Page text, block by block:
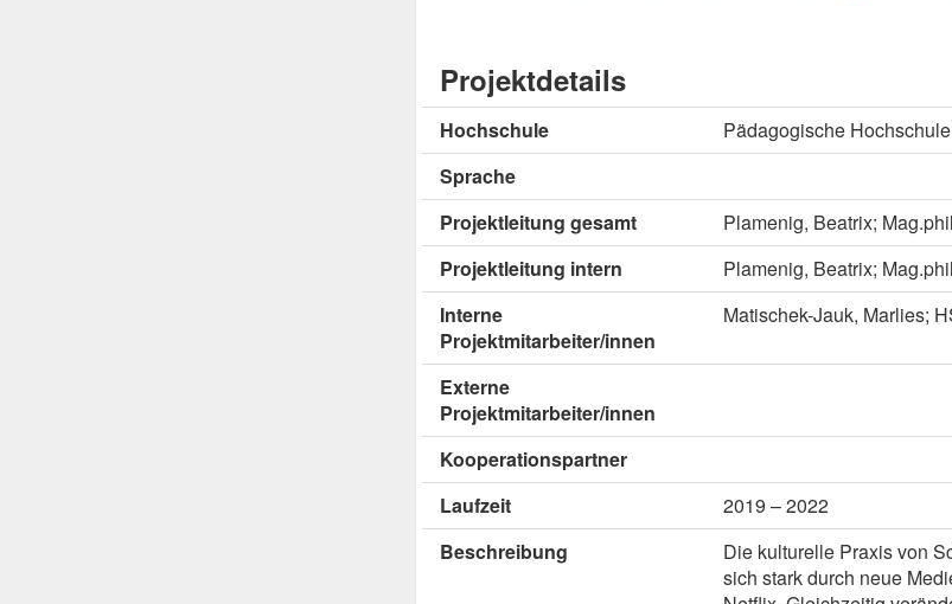
Projektdetails
Hochschule
Pädagogische
Sprache
Projektleitung gesamt
Plamenig, Beatrix;
Projektleitung intern
Plamenig, Beatrix;
Interne
Projektmitarbeiter/innen
Matischek-Jauk, Marlies;
Externe
Projektmitarbeiter/innen
Kooperationspartner
Laufzeit
2019 – 2022
Beschreibung
Die kulturelle Praxis von
sich stark durch neue